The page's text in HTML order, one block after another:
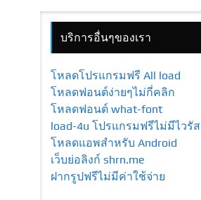
บริการอื่นๆของเรา
โหลดโปรแกรมฟรี All load
โหลดฟอนต์ง่ายๆไม่กี่คลิก
โหลดฟอนต์ what-font
load-4u โปรแกรมฟรีไม่มีไวรัส
โหลดแอพสำหรับ Android
เว็บย่อลิงก์ shrn.me
ฝากรูปฟรีไม่มีค่าใช้จ่าย